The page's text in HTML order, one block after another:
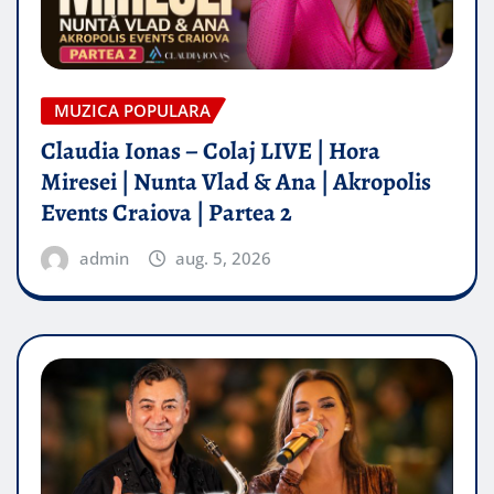
MUZICA POPULARA
Claudia Ionas – Colaj LIVE | Hora
Miresei | Nunta Vlad & Ana | Akropolis
Events Craiova | Partea 2
admin aug. 5, 2026